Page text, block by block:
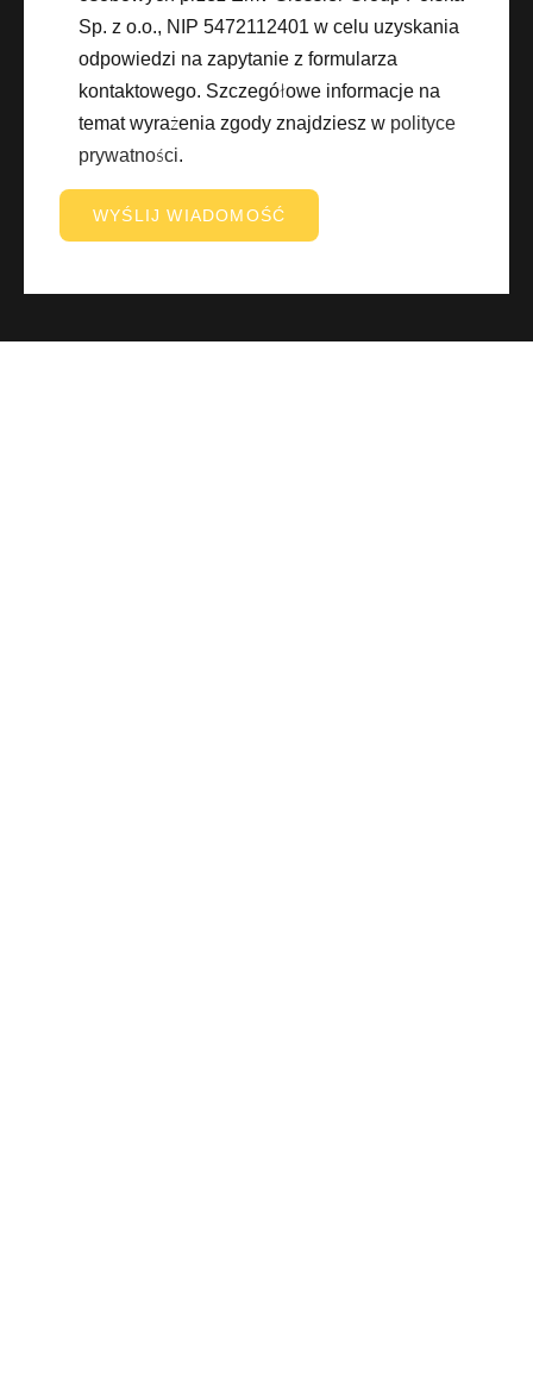
Sp. z o.o., NIP 5472112401 w celu uzyskania
odpowiedzi na zapytanie z formularza
kontaktowego. Szczegółowe informacje na
temat wyrażenia zgody znajdziesz w polityce
prywatności.